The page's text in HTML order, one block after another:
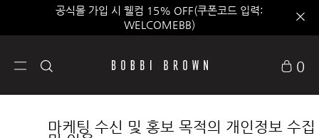
공식몰 가입 시 웰컴 15% OFF(쿠폰코드 입력:
WELCOMEBB)
0
마케팅 수신 및 홍보 목적의 개인정보 수집